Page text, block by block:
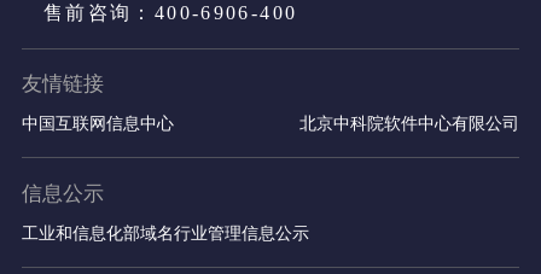
售前咨询：400-6906-400
友情链接
中国互联网信息中心 北京中科院软件中心有限公司
信息公示
工业和信息化部域名行业管理信息公示